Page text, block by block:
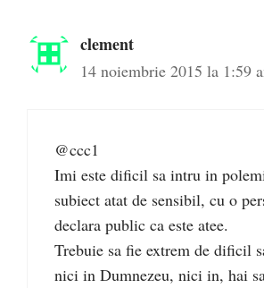
clement
14 noiembrie 2015 la 1:59
@ccc1
Imi este dificil sa intru in
subiect atat de sensibil, cu o
declara public ca este atee.
Trebuie sa fie extrem de dificil
nici in Dumnezeu, nici in, hai